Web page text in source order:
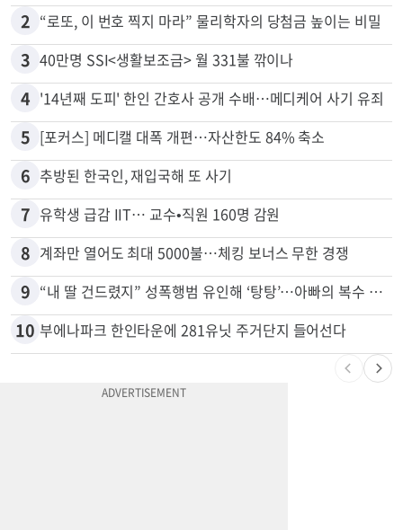
1 취업 잘되는 대학 1위는?…하버드 3위
2 “로또, 이 번호 찍지 마라” 물리학자의 당첨금 높이는 비밀
3 40만명 SSI<생활보조금> 월 331불 깎이나
4 '14년째 도피' 한인 간호사 공개 수배…메디케어 사기 유죄
5 [포커스] 메디캘 대폭 개편…자산한도 84% 축소
6 추방된 한국인, 재입국해 또 사기
7 유학생 급감 IIT… 교수•직원 160명 감원
8 계좌만 열어도 최대 5000불…체킹 보너스 무한 경쟁
9
부에나파크 한인타운에 281유닛 주거단지 들어선다